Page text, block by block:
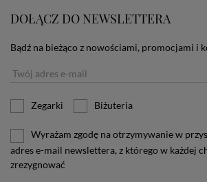
DOŁĄCZ DO NEWSLETTERA
Bądź na bieżąco z nowościami, promocjami i
Zegarki Biżuteria
Wyrażam zgodę na otrzymywanie w
adres e-mail newslettera, z którego w każdej
zrezygnować